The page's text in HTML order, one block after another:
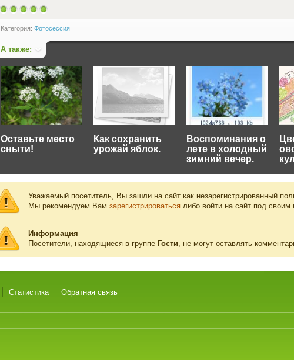
Категория: Фотосессия
А также:
Оставьте место
сныти!
Как сохранить
урожай яблок.
Воспоминания о
лете в холодный
зимний вечер.
Уважаемый посетитель, Вы зашли на сайт как незарегистрированный
Мы рекомендуем Вам зарегистрироваться либо войти на сайт под своим
Информация
Посетители, находящиеся в группе Гости , не могут оставлять
Статистика Обратная связь